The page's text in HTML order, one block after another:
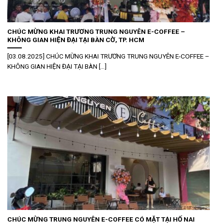
CHÚC MỪNG KHAI TRƯƠNG TRUNG NGUYÊN E-COFFEE –
KHÔNG GIAN HIỆN ĐẠI TẠI BÀN CỜ, TP. HCM
[03.08.2025] CHÚC MỪNG KHAI TRƯƠNG TRUNG NGUYÊN E-COFFEE –
KHÔNG GIAN HIỆN ĐẠI TẠI BÀN [...]
CHÚC MỪNG TRUNG NGUYÊN E-COFFEE CÓ MẶT TẠI HỐ NAI